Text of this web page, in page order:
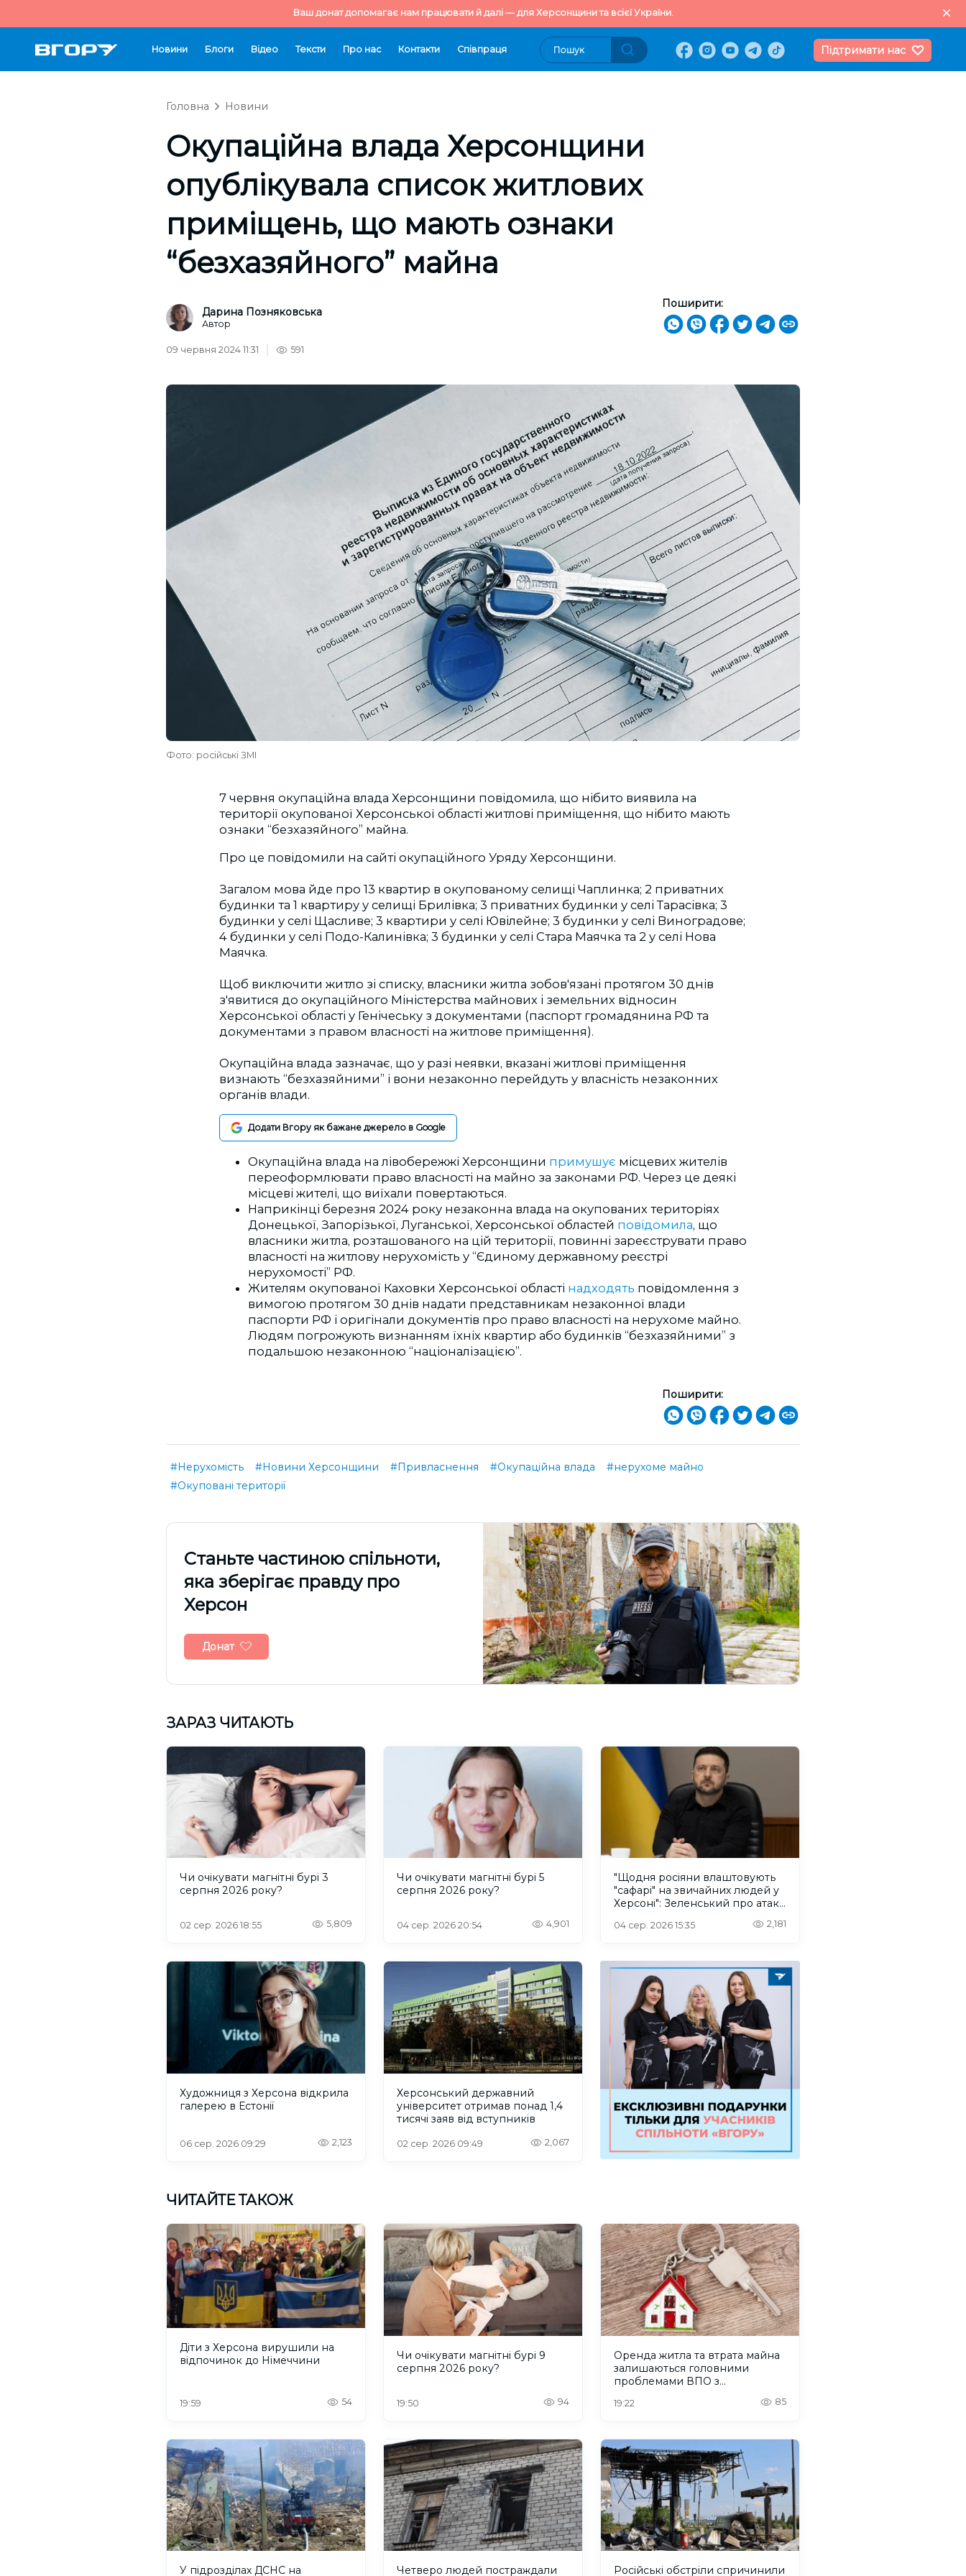
Ваш донат допомагає нам працювати й далі — для Херсонщини та всієї України.
Новини Блоги Відео Тексти Про нас Контакти Cпівпраця Підтримати нас
Головна Новини
Окупаційна влада Херсонщини
опублікувала список житлових
приміщень, що мають ознаки
“безхазяйного” майна
Дарина Позняковська
Автор
Поширити:
09 червня 2024 11:31 591
Фото: російські ЗМІ
7 червня окупаційна влада Херсонщини повідомила, що нібито виявила на
території окупованої Херсонської області житлові приміщення, що нібито мають
ознаки “безхазяйного” майна.
Про це повідомили на сайті окупаційного Уряду Херсонщини.
Загалом мова йде про 13 квартир в окупованому селищі Чаплинка; 2 приватних
будинки та 1 квартиру у селищі Брилівка; 3 приватних будинки у селі Тарасівка; 3
будинки у селі Щасливе; 3 квартири у селі Ювілейне; 3 будинки у селі Виноградове;
4 будинки у селі Подо-Калинівка; 3 будинки у селі Стара Маячка та 2 у селі Нова
Маячка.
Щоб виключити житло зі списку, власники житла зобов'язані протягом 30 днів
з'явитися до окупаційного Міністерства майнових і земельних відносин
Херсонської області у Генічеську з документами (паспорт громадянина РФ та
документами з правом власності на житлове приміщення).
Окупаційна влада зазначає, що у разі неявки, вказані житлові приміщення
визнають “безхазяйними” і вони незаконно перейдуть у власність незаконних
органів влади.
Додати Вгору як бажане джерело в Google
Окупаційна влада на лівобережжі Херсонщини примушує місцевих жителів
переоформлювати право власності на майно за законами РФ. Через це деякі
місцеві жителі, що виїхали повертаються.
Наприкінці березня 2024 року незаконна влада на окупованих територіях
Донецької, Запорізької, Луганської, Херсонської областей повідомила, що
власники житла, розташованого на цій території, повинні зареєструвати право
власності на житлову нерухомість у “Єдиному державному реєстрі
нерухомості” РФ.
Жителям окупованої Каховки Херсонської області надходять повідомлення з
вимогою протягом 30 днів надати представникам незаконної влади
паспорти РФ і оригінали документів про право власності на нерухоме майно.
Людям погрожують визнанням їхніх квартир або будинків “безхазяйними” з
подальшою незаконною “націоналізацією”.
Поширити:
#Нерухомість #Новини Херсонщини #Привласнення #Окупаційна влада
#нерухоме майно
#Окуповані території
Cтаньте частиною спільноти,
яка зберігає правду про
Херсон
Донат
ЗАРАЗ ЧИТАЮТЬ
Чи очікувати магнітні бурі 3
серпня 2026 року?
02 сер. 2026 18:55 5,809
Чи очікувати магнітні бурі 5
серпня 2026 року?
04 сер. 2026 20:54 4,901
"Щодня росіяни влаштовують
"сафарі" на звичайних людей у
Херсоні": Зеленський про атаку
04 сер. 2026 15:35 2,181
Художниця з Херсона відкрила
галерею в Естонії
06 сер. 2026 09:29 2,123
Херсонський державний
університет отримав понад 1,4
тисячі заяв від вступників
02 сер. 2026 09:49 2,067
ЧИТАЙТЕ ТАКОЖ
Діти з Херсона вирушили на
відпочинок до Німеччини
19:59 54
Чи очікувати магнітні бурі 9
серпня 2026 року?
19:50 94
Оренда житла та втрата майна
залишаються головними
проблемами ВПО з
19:22 85
У підрозділах ДСНС на Четверо людей постраждали Російські обстріли спричинили